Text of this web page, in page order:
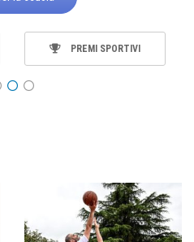
PREMI SPORTIVI